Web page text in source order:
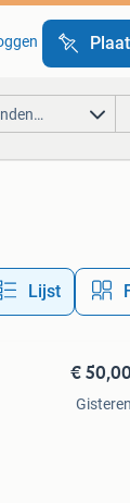
Lijst
€ 50,00
Gisteren